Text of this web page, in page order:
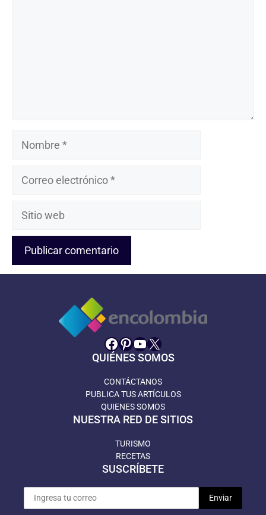
Nombre
Sitio
Facebook
Pinterest
YouTube
X
QUIÉNES SOMOS
CONTÁCTANOS
PUBLICA TUS ARTÍCULOS
QUIENES SOMOS
NUESTRA RED DE SITIOS
TURISMO
RECETAS
SUSCRÍBETE